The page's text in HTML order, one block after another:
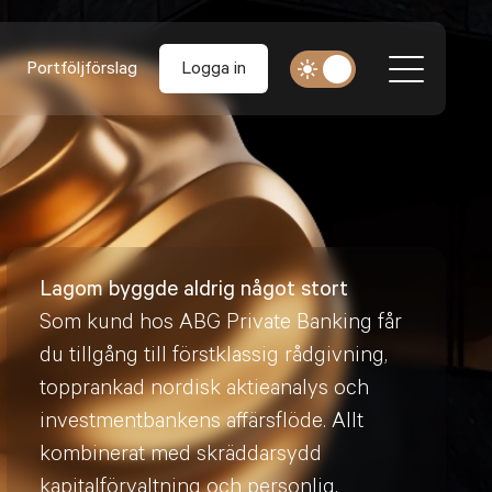
Portföljförslag Logga in
Lagom byggde aldrig något stort
Som kund hos ABG Private Banking får
du tillgång till förstklassig rådgivning,
topprankad nordisk aktieanalys och
investmentbankens affärsflöde. Allt
kombinerat med skräddarsydd
kapitalförvaltning och personlig,